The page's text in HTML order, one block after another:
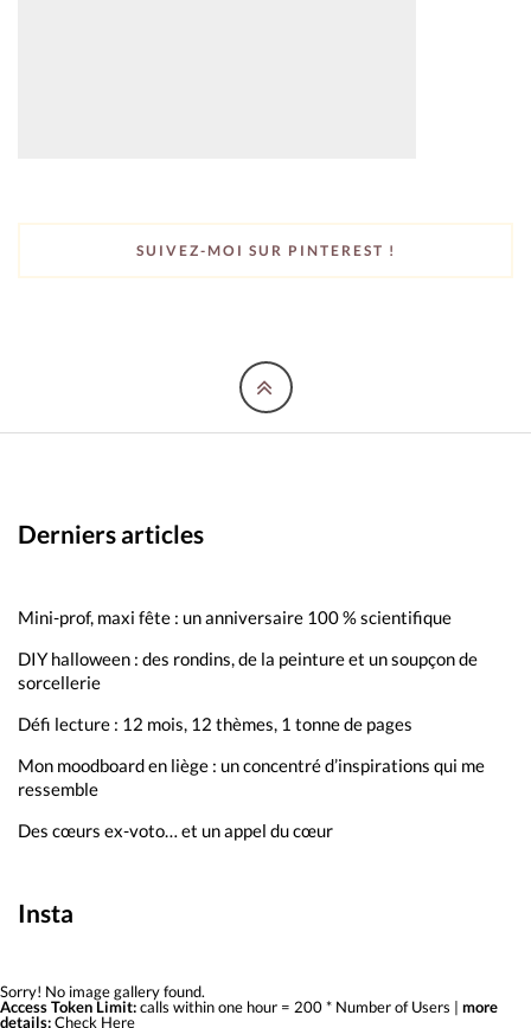
SUIVEZ-MOI SUR PINTEREST !
Derniers articles
Mini-prof, maxi fête : un anniversaire 100 % scientifique
DIY halloween : des rondins, de la peinture et un soupçon de
sorcellerie
Défi lecture : 12 mois, 12 thèmes, 1 tonne de pages
Mon moodboard en liège : un concentré d’inspirations qui me
ressemble
Des cœurs ex-voto… et un appel du cœur
Insta
Sorry! No image gallery found.
Access Token Limit:calls within one hour = 200 * Number of Users | more
details:Check Here